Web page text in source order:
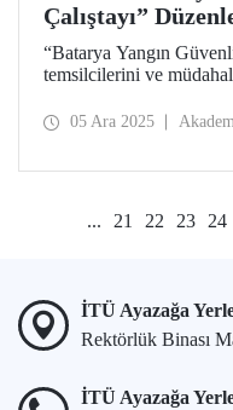
Çalıştayı”
“Batarya Yangın
temsilcilerini ve
söndürme ekipmanları
05 Ara 2025
... 21 22 23 24
İTÜ Ayazağa
Rektörlük Binası
İTÜ Ayazağa